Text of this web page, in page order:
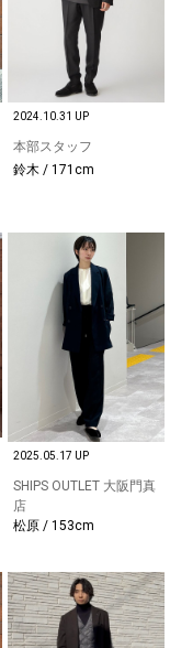
2024.10.31 UP
本部スタッフ
鈴木 / 171cm
2025.05.17 UP
SHIPS OUTLET 大阪門真
店
松原 / 153cm